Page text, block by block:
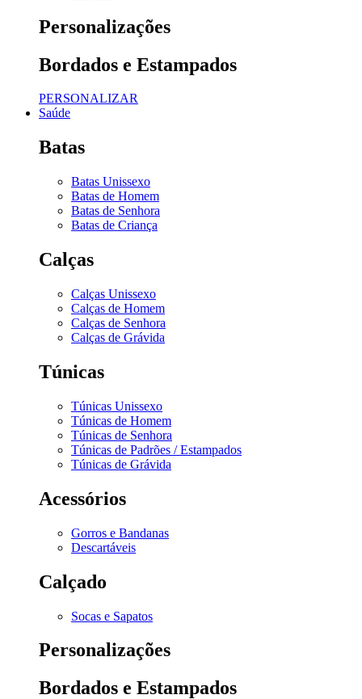
Personalizações
Bordados e Estampados
PERSONALIZAR
Saúde
Batas
Batas Unissexo
Batas de Homem
Batas de Senhora
Batas de Criança
Calças
Calças Unissexo
Calças de Homem
Calças de Senhora
Calças de Grávida
Túnicas
Túnicas Unissexo
Túnicas de Homem
Túnicas de Senhora
Túnicas de Padrões / Estampados
Túnicas de Grávida
Acessórios
Gorros e Bandanas
Descartáveis
Calçado
Socas e Sapatos
Personalizações
Bordados e Estampados